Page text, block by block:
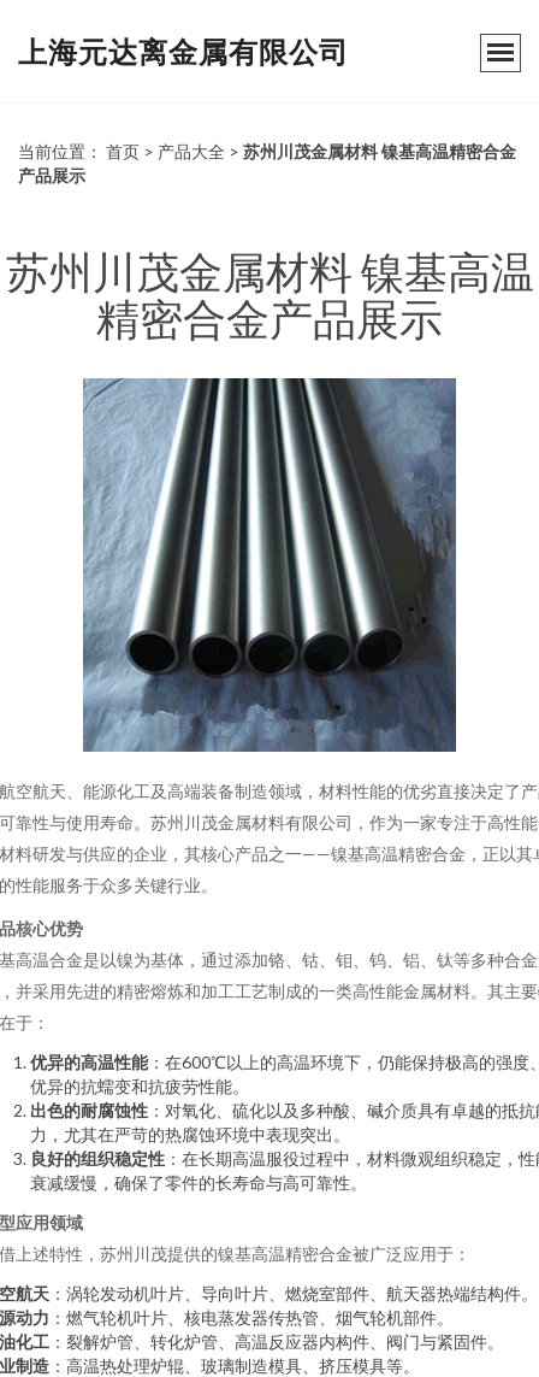
上海元达离金属有限公司
当前位置： 首页 > 产品大全 > 苏州川茂金属材料 镍基高温精密合金
产品展示
苏州川茂金属材料 镍基高温
精密合金产品展示
空航天、能源化工及高端装备制造领域，材料性能的优劣直接决定了
靠性与使用寿命。苏州川茂金属材料有限公司，作为一家专注于高性
料研发与供应的企业，其核心产品之一——镍基高温精密合金，正以其
性能服务于众多关键行业。
核心优势
高温合金是以镍为基体，通过添加铬、钴、钼、钨、铝、钛等多种合
并采用先进的精密熔炼和加工工艺制成的一类高性能金属材料。其主
于：
优异的高温性能：在600℃以上的高温环境下，仍能保持极高的强度
优异的抗蠕变和抗疲劳性能。
出色的耐腐蚀性 ：对氧化、硫化以及多种酸、碱介质具有卓越的抵抗
力，尤其在严苛的热腐蚀环境中表现突出。
良好的组织稳定性 ：在长期高温服役过程中，材料微观组织稳定，
衰减缓慢，确保了零件的长寿命与高可靠性。
应用领域
上述特性，苏州川茂提供的镍基高温精密合金被广泛应用于：
航天 ：涡轮发动机叶片、导向叶片、燃烧室部件、航天器热端结构件。
动力 ：燃气轮机叶片、核电蒸发器传热管、烟气轮机部件。
化工 ：裂解炉管、转化炉管、高温反应器内构件、阀门与紧固件。
制造 ：高温热处理炉辊、玻璃制造模具、挤压模具等。